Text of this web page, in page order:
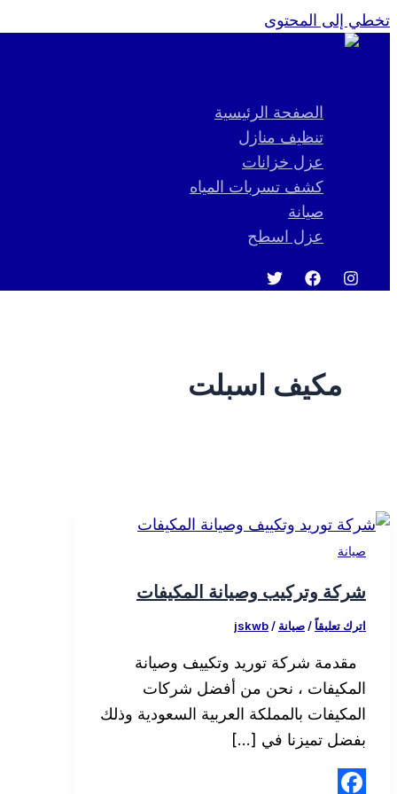
تخطي إلى المحتوى
الصفحة الرئيسية
تنظيف منازل
عزل خزانات
كشف تسربات المياه
صيانة
عزل اسطح
مكيف اسبلت
صيانة
شركة وتركيب وصيانة المكيفات
اترك تعليقاً/صيانة /
jskwb
مقدمة شركة توريد وتكييف وصيانة
المكيفات ، نحن من أفضل شركات
المكيفات بالمملكة العربية السعودية وذلك
بفضل تميزنا في […]